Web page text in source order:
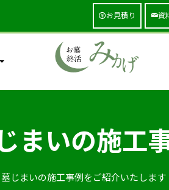
お見積り 資
まいの施工
墓じまいの施工事例をご紹介いたします